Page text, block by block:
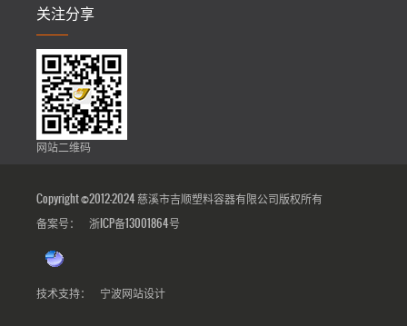
关注分享
网站二维码
Copyright ©2012-2024 慈溪市吉顺塑料容器有限公司版权所有
备案号：
浙ICP备13001864号
技术支持： 宁波网站设计